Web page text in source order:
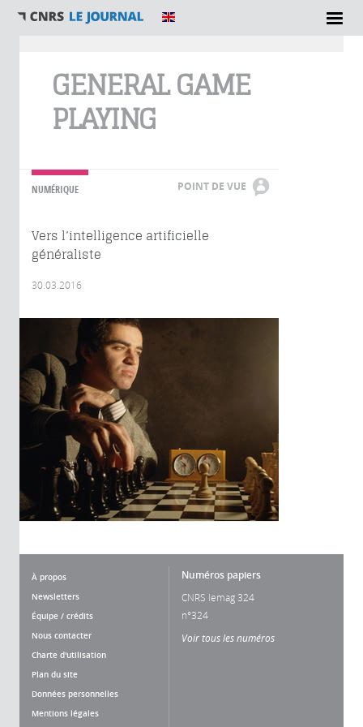
GENERAL GAME
PLAYING
NUMÉRIQUE POINT DE VUE
Vers l’intelligence artificielle
généraliste
30.03.2016
À propos
Newsletters
Équipe / crédits
Nous contacter
Charte d'utilisation
Plan du site
Données personnelles
Mentions légales
Numéros papiers
CNRS lemag 324
n°324
Voir tous les numéros